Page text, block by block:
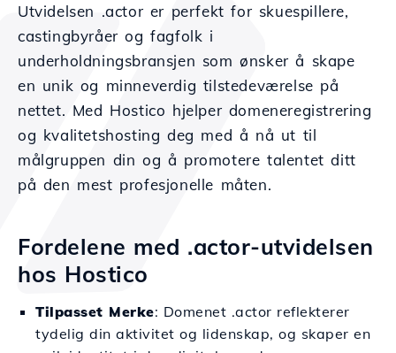
Utvidelsen .actor er perfekt for skuespillere,
castingbyråer og fagfolk i
underholdningsbransjen som ønsker å skape
en unik og minneverdig tilstedeværelse på
nettet. Med Hostico hjelper domeneregistrering
og kvalitetshosting deg med å nå ut til
målgruppen din og å promotere talentet ditt
på den mest profesjonelle måten.
Fordelene med .actor-utvidelsen
hos Hostico
Tilpasset Merke: Domenet .actor reflekterer
tydelig din aktivitet og lidenskap, og skaper en